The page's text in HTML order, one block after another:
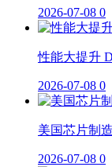
2026-07-08 0
性能大提升
2026-07-08 0
美国芯片制
2026-07-08 0